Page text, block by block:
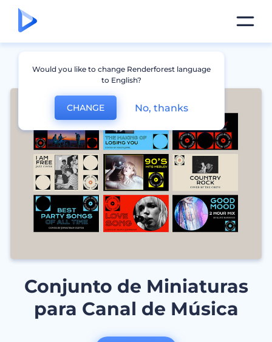
Conjunto de Miniaturas
para Canal de Música
Would you like to change Renderforest language
to English?
CHANGE No, thanks